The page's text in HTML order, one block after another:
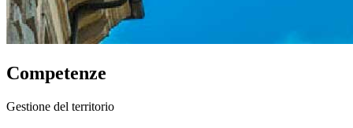
Competenze
Gestione del territorio